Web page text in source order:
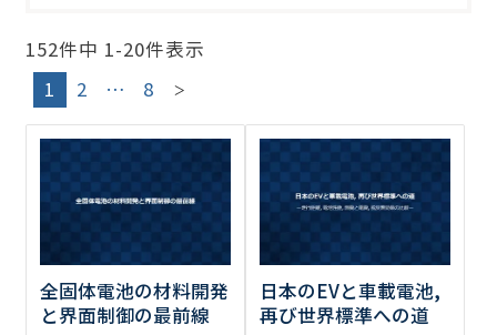
調査の種類で選ぶ
リセット 検索する
152件中 1-20件表示
1
2 … 8
全固体電池の材料開発
と界面制御の最前線
日本のEVと車載電池,
再び世界標準への道